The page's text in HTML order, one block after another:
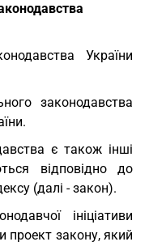
України
законодавства
є також інші
відповідно до
(далі - закон).
ініціативи
проект закону, який